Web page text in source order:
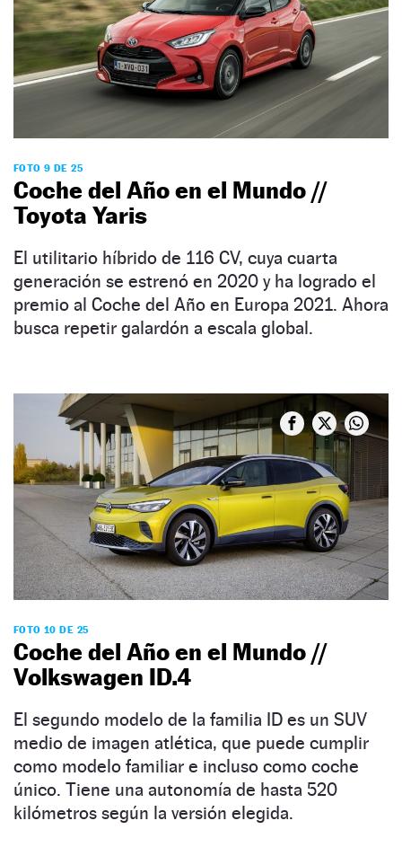
FOTO 9 DE 25
Coche del Año en el Mundo //
Toyota Yaris
El utilitario híbrido de 116 CV, cuya cuarta
generación se estrenó en 2020 y ha logrado el
premio al Coche del Año en Europa 2021. Ahora
busca repetir galardón a escala global.
FOTO 10 DE 25
Coche del Año en el Mundo //
Volkswagen ID.4
El segundo modelo de la familia ID es un SUV
medio de imagen atlética, que puede cumplir
como modelo familiar e incluso como coche
único. Tiene una autonomía de hasta 520
kilómetros según la versión elegida.